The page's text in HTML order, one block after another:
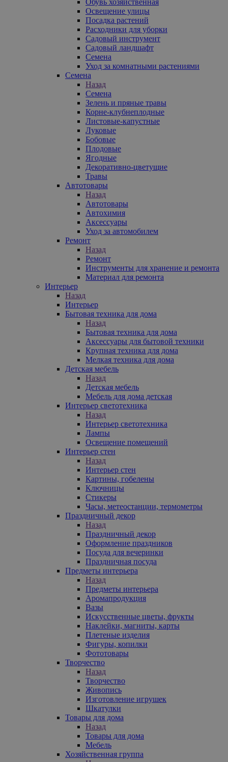
Освещение улицы
Посадка растений
Расходники для уборки
Садовый инструмент
Садовый ландшафт
Семена
Уход за комнатными растениями
Семена
Назад
Семена
Зелень и пряные травы
Корне-клубнеплодные
Листовые-капустные
Луковые
Бобовые
Плодовые
Ягодные
Декоративно-цветущие
Травы
Автотовары
Назад
Автотовары
Автохимия
Аксессуары
Уход за автомобилем
Ремонт
Назад
Ремонт
Инструменты для хранение и ремонта
Материал для ремонта
Интерьер
Назад
Интерьер
Бытовая техника для дома
Назад
Бытовая техника для дома
Аксессуары для бытовой техники
Крупная техника для дома
Мелкая техника для дома
Детская мебель
Назад
Детская мебель
Мебель для дома детская
Интерьер светотехника
Назад
Интерьер светотехника
Лампы
Освещение помещений
Интерьер стен
Назад
Интерьер стен
Картины, гобелены
Ключницы
Стикеры
Часы, метеостанции, термометры
Праздничный декор
Назад
Праздничный декор
Оформление праздников
Посуда для вечеринки
Праздничная посуда
Предметы интерьера
Назад
Предметы интерьера
Аромапродукция
Вазы
Искусственные цветы, фрукты
Наклейки, магниты, карты
Плетеные изделия
Фигуры, копилки
Фототовары
Творчество
Назад
Творчество
Живопись
Изготовление игрушек
Шкатулки
Товары для дома
Назад
Товары для дома
Мебель
Хозяйственная группа